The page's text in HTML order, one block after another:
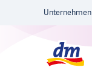
Unternehmen